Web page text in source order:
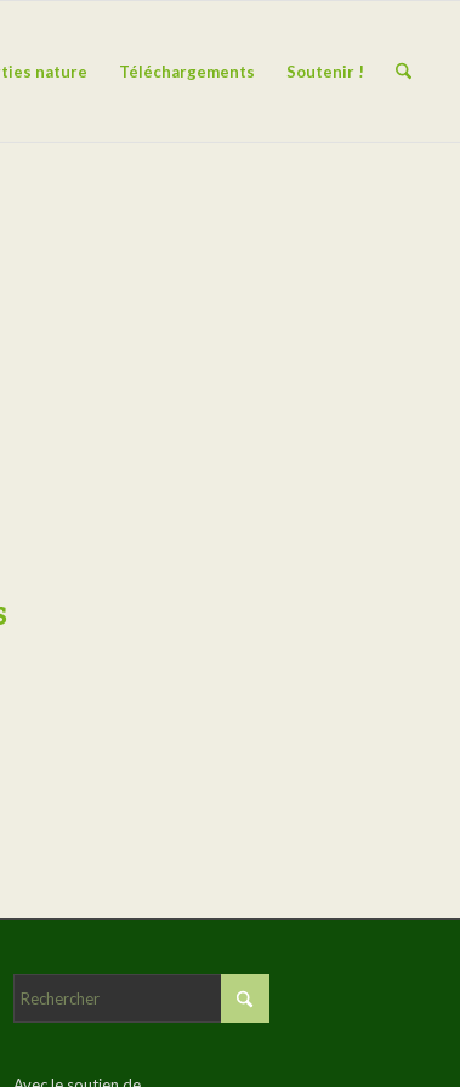
nature Téléchargements Soutenir !